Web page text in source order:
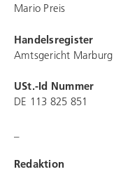
Mario Preis
Handelsregister
Amtsgericht Marburg
USt.-Id Nummer
DE 113 825 851
Redaktion